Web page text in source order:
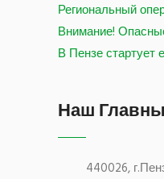
Региональный
Внимание!
В Пензе стартует
Наш
440026,